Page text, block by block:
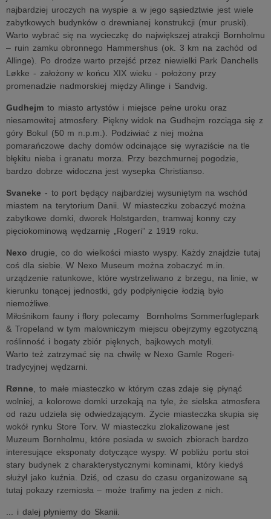
najbardziej uroczych na wyspie a w jego sąsiedztwie jest wiele
zabytkowych budynków o drewnianej konstrukcji (mur pruski).
Warto wybrać się na wycieczkę do największej atrakcji Bornholmu
– ruin zamku obronnego Hammershus (ok. 3 km na zachód od
Allinge). Po drodze warto przejść przez niewielki Park Danchells
Løkke - założony w końcu XIX wieku - położony przy
promenadzie nadmorskiej między Allinge i Sandvig.
Gudhejm to miasto artystów i miejsce pełne uroku oraz
niesamowitej atmosfery. Piękny widok na Gudhejm rozciąga się z
góry Bokul (50 m n.p.m.). Podziwiać z niej można
pomarańczowe dachy domów odcinające się wyraziście na tle
błękitu nieba i granatu morza. Przy bezchmurnej pogodzie,
bardzo dobrze widoczna jest wysepka Christianso.
Svaneke - to port będący najbardziej wysuniętym na wschód
miastem na terytorium Danii. W miasteczku zobaczyć można
zabytkowe domki, dworek Holstgarden, tramwaj konny czy
pięciokominową wędzarnię „Rogeri” z 1919 roku.
Nexo drugie, co do wielkości miasto wyspy. Każdy znajdzie tutaj
coś dla siebie. W Nexo Museum można zobaczyć m.in.
urządzenie ratunkowe, które wystrzeliwano z brzegu, na linie, w
kierunku tonącej jednostki, gdy podpłynięcie łodzią było
niemożliwe.
Miłośnikom fauny i flory polecamy Bornholms Sommerfuglepark
& Tropeland w tym malowniczym miejscu obejrzymy egzotyczną
roślinność i bogaty zbiór pięknych, bajkowych motyli.
Warto też zatrzymać się na chwilę w Nexo Gamle Rogeri-
tradycyjnej wędzarni.
Rønne , to małe miasteczko w którym czas zdaje się płynąć
wolniej, a kolorowe domki urzekają na tyle, że sielska atmosfera
od razu udziela się odwiedzającym. Życie miasteczka skupia się
wokół rynku Store Torv. W miasteczku zlokalizowane jest
Muzeum Bornholmu, które posiada w swoich zbiorach bardzo
interesujące eksponaty dotyczące wyspy. W pobliżu portu stoi
stary budynek z charakterystycznymi kominami, który kiedyś
służył jako kuźnia. Dziś, od czasu do czasu organizowane są
tutaj pokazy rzemiosła – może trafimy na jeden z nich.
... i dalej płyniemy do Skanii.